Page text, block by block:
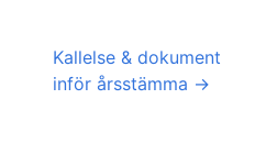
Kallelse & dokument
inför årsstämma →